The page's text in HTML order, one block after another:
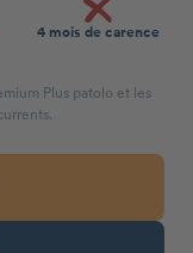
4 mois de carence
Plus patolo et les